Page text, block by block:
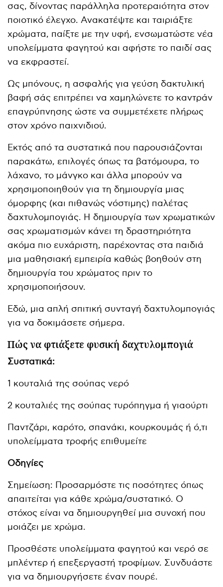
σας, δίνοντας παράλληλα προτεραιότητα στον
ποιοτικό έλεγχο. Ανακατέψτε και ταιριάξτε
χρώματα, παίξτε με την υφή, ενσωματώστε νέα
υπολείμματα φαγητού και αφήστε το παιδί σας
να εκφραστεί.
Ως μπόνους, η ασφαλής για γεύση δακτυλική
βαφή σάς επιτρέπει να χαμηλώνετε το καντράν
επαγρύπνησης ώστε να συμμετέχετε πλήρως
στον χρόνο παιχνιδιού.
Εκτός από τα συστατικά που παρουσιάζονται
παρακάτω, επιλογές όπως τα βατόμουρα, το
λάχανο, το μάνγκο και άλλα μπορούν να
χρησιμοποιηθούν για τη δημιουργία μιας
όμορφης (και πιθανώς νόστιμης) παλέτας
δαχτυλομπογιάς. Η δημιουργία των χρωματικών
σας χρωματισμών κάνει τη δραστηριότητα
ακόμα πιο ευχάριστη, παρέχοντας στα παιδιά
μια μαθησιακή εμπειρία καθώς βοηθούν στη
δημιουργία του χρώματος πριν το
χρησιμοποιήσουν.
Εδώ, μια απλή σπιτική συνταγή δαχτυλομπογιάς
για να δοκιμάσετε σήμερα.
Πώς να φτιάξετε φυσική δαχτυλομπογιά
Συστατικά:
1 κουταλιά της σούπας νερό
2 κουταλιές της σούπας τυρόπηγμα ή γιαούρτι
Παντζάρι, καρότο, σπανάκι, κουρκουμάς ή ό,τι
υπολείμματα τροφής επιθυμείτε
Οδηγίες
Σημείωση: Προσαρμόστε τις ποσότητες όπως
απαιτείται για κάθε χρώμα/συστατικό. Ο
στόχος είναι να δημιουργηθεί μια συνοχή που
μοιάζει με χρώμα.
Προσθέστε υπολείμματα φαγητού και νερό σε
μπλέντερ ή επεξεργαστή τροφίμων. Συνδυάστε
για να δημιουργήσετε έναν πουρέ.